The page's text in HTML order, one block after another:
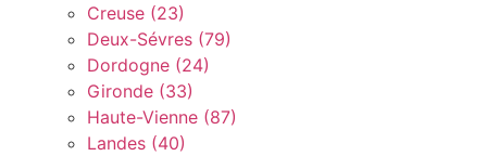
Creuse (23)
Deux-Sévres (79)
Dordogne (24)
Gironde (33)
Haute-Vienne (87)
Landes (40)